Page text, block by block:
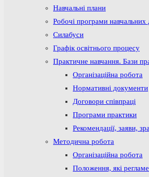
Навчальні плани
Робочі програми навчальних
Силабуси
Графік освітнього процесу
Практичне навчання. Бази
Організаційна робота
Нормативні документи
Договори співпраці
Програми практики
Рекомендації, заяви,
Методична робота
Організаційна робота
Положення, які